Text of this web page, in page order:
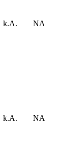
k.A. NA
k.A. NA